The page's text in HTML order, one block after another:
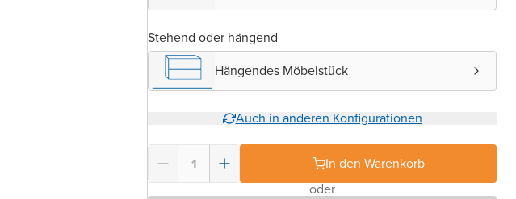
Stehend oder hängend
Hängendes Möbelstück
Auch in anderen Konfigurationen
In den Warenkorb
oder